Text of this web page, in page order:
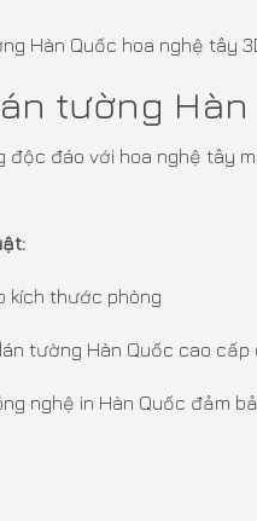
tường
độc đáo với hoa nghệ tây
kích thước phòng
tường Hàn Quốc cao cấp
nghệ in Hàn Quốc đảm